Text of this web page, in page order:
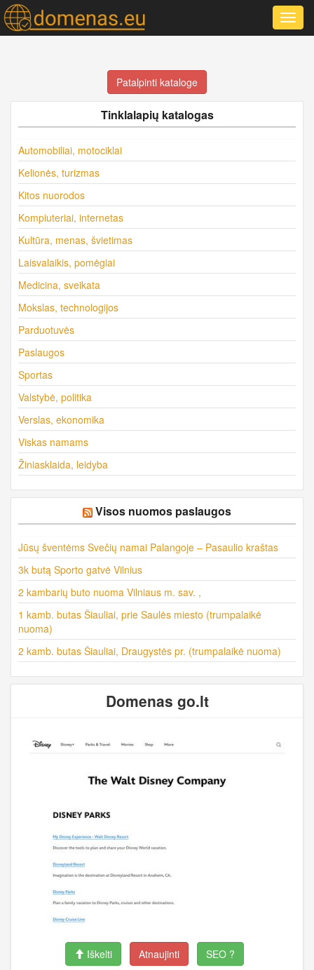
Patalpinti kataloge
Tinklalapių katalogas
Automobiliai, motociklai
Kelionės, turizmas
Kitos nuorodos
Kompiuteriai, internetas
Kultūra, menas, švietimas
Laisvalaikis, pomėgiai
Medicina, sveikata
Mokslas, technologijos
Parduotuvės
Paslaugos
Sportas
Valstybė, politika
Verslas, ekonomika
Viskas namams
Žiniasklaida, leidyba
Visos nuomos paslaugos
Jūsų šventėms Svečių namai Palangoje – Pasaulio kraštas
3k butą Sporto gatvė Vilnius
2 kambarių buto nuoma Vilniaus m. sav. ,
1 kamb. butas Šiauliai, prie Saulės miesto (trumpalaikė
nuoma)
2 kamb. butas Šiauliai, Draugystės pr. (trumpalaikė nuoma)
Domenas go.lt
Iškelti Atnaujinti SEO ?